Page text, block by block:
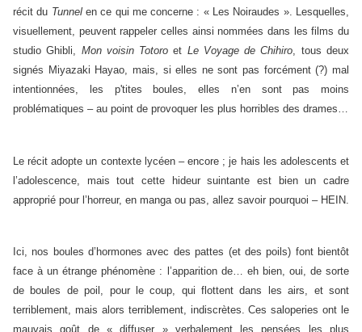
récit du Tunnelen ce qui me concerne : « Les Noiraudes ». Lesquelles,
visuellement, peuvent rappeler celles ainsi nommées dans les films du
studio Ghibli, Mon voisin Totoro et Le Voyage de Chihiro, tous deux
signés Miyazaki Hayao, mais, si elles ne sont pas forcément (?) mal
intentionnées, les p'tites boules, elles n’en sont pas moins
problématiques – au point de provoquer les plus horribles des drames…
Le récit adopte un contexte lycéen – encore ; je hais les adolescents et
l’adolescence, mais tout cette hideur suintante est bien un cadre
approprié pour l’horreur, en manga ou pas, allez savoir pourquoi – HEIN.
Ici, nos boules d’hormones avec des pattes (et des poils) font bientôt
face à un étrange phénomène : l’apparition de… eh bien, oui, de sorte
de boules de poil, pour le coup, qui flottent dans les airs, et sont
terriblement, mais alors terriblement, indiscrètes. Ces saloperies ont le
mauvais goût de « diffuser » verbalement les pensées les plus